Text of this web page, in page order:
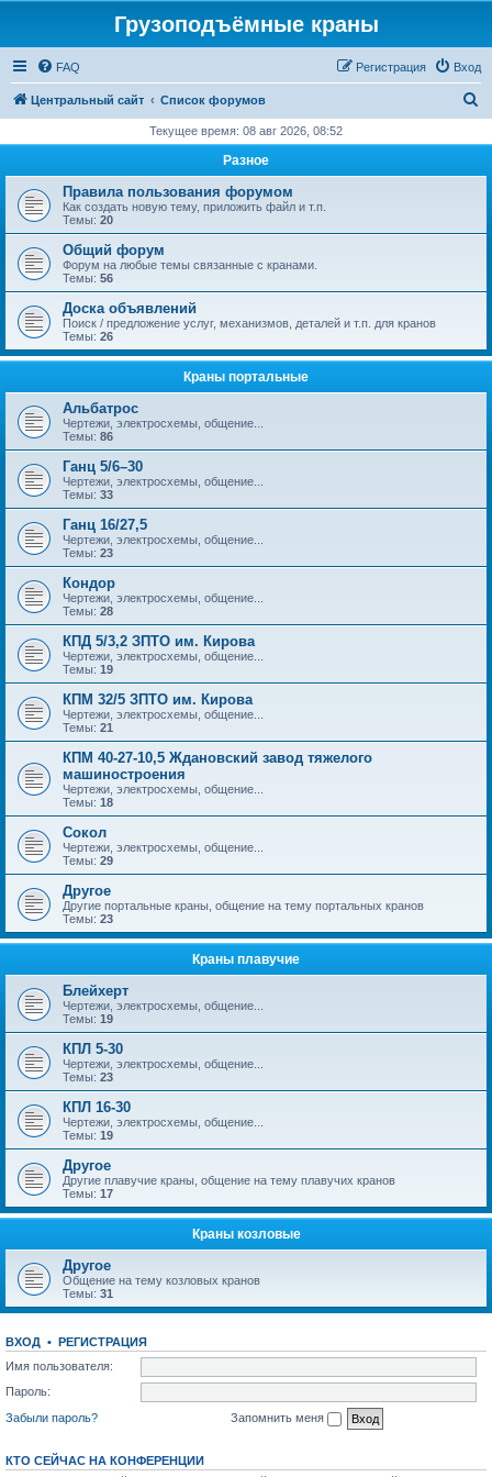
Грузоподъёмные краны
FAQ Вход
Регистрация
Центральный сайт Список форумов
с
Текущее время: 08 авг 2026, 08:52
Разное
Правила пользования форумом
Как создать новую тему, приложить файл и т.п.
Темы: 20
Общий форум
Форум на любые темы связанные с кранами.
Темы: 56
Доска объявлений
Поиск / предложение услуг, механизмов, деталей и т.п. для кранов
Темы: 26
Краны портальные
Альбатрос
Чертежи, электросхемы, общение...
Темы: 86
Ганц 5/6–30
Чертежи, электросхемы, общение...
Темы: 33
Ганц 16/27,5
Чертежи, электросхемы, общение...
Темы: 23
Кондор
Чертежи, электросхемы, общение...
Темы: 28
КПД 5/3,2 ЗПТО им. Кирова
Чертежи, электросхемы, общение...
Темы: 19
КПМ 32/5 ЗПТО им. Кирова
Чертежи, электросхемы, общение...
Темы: 21
КПМ 40-27-10,5 Ждановский завод тяжелого
машиностроения
Чертежи, электросхемы, общение...
Темы: 18
Сокол
Чертежи, электросхемы, общение...
Темы: 29
Другое
Другие портальные краны, общение на тему портальных кранов
Темы: 23
Краны плавучие
Блейхерт
Чертежи, электросхемы, общение...
Темы: 19
КПЛ 5-30
Чертежи, электросхемы, общение...
Темы: 23
КПЛ 16-30
Чертежи, электросхемы, общение...
Темы: 19
Другое
Другие плавучие краны, общение на тему плавучих кранов
Темы: 17
Краны козловые
Другое
Общение на тему козловых кранов
Темы: 31
ВХОД • РЕГИСТРАЦИЯ
Имя пользователя:
Пароль:
Забыли пароль?
Запомнить меня
КТО СЕЙЧАС НА КОНФЕРЕНЦИИ